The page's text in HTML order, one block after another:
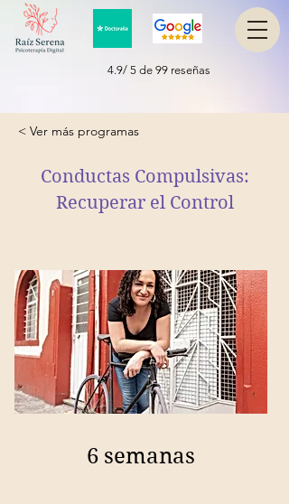
4.9/ 5 de 99 reseñas
< Ver más programas
Conductas Compulsivas:
Recuperar el Control
6 semanas